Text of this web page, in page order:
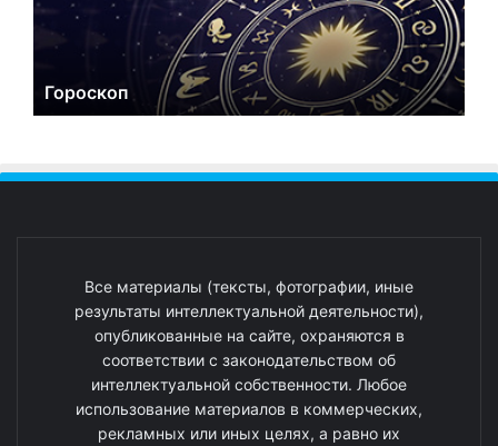
Гороскоп
Все материалы (тексты, фотографии, иные
результаты интеллектуальной деятельности),
опубликованные на сайте, охраняются в
соответствии с законодательством об
интеллектуальной собственности. Любое
использование материалов в коммерческих,
рекламных или иных целях, а равно их